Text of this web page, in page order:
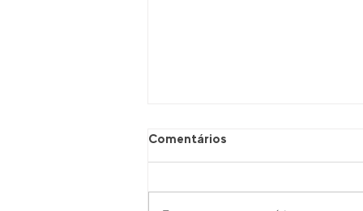
Comentários